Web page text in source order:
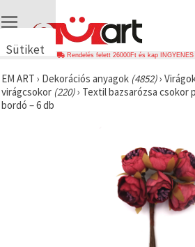
Sütiket
🍪 Cookie-
kat és
hasonló
Rendelés felett 26000Ft és kap INGYENES
EM ART › Dekorációs anyagok (4852)›
virágcsokor (220)› Textil bazsarózsa csokor
bordó – 6 db